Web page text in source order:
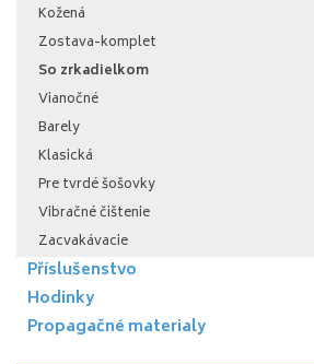
Kožená
Zostava-komplet
So zrkadielkom
Vianočné
Barely
Klasická
Pre tvrdé šošovky
Vibračné čištenie
Zacvakávacie
Příslušenstvo
Hodinky
Propagačné materialy